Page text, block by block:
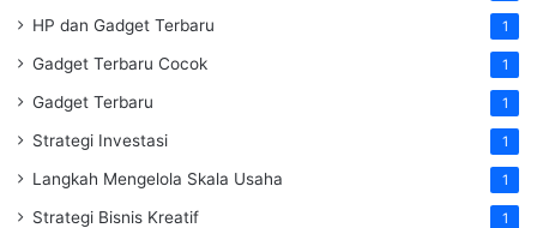
HP dan Gadget Terbaru 1
Gadget Terbaru Cocok 1
Gadget Terbaru 1
Strategi Investasi 1
Langkah Mengelola Skala Usaha 1
Strategi Bisnis Kreatif 1